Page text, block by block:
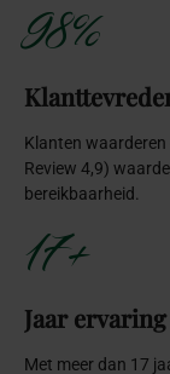
98%
Klanten
Review 4,9)
bereikbaarheid.
17+
Jaar ervaring
Met meer dan 17